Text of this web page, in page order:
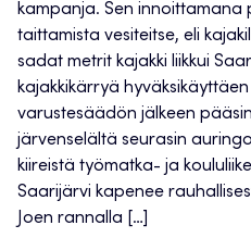
kampanja. Sen
taittamista vesiteitse, eli
sadat metrit kajakki liikkui
kajakkikärryä
varustesäädön jälkeen
järvenselältä seurasin
kiireistä työmatka- ja
Saarijärvi kapenee
Joen rannalla […]